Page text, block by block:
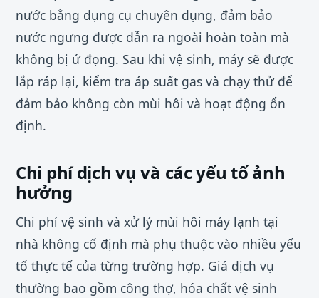
nước bằng dụng cụ chuyên dụng, đảm bảo
nước ngưng được dẫn ra ngoài hoàn toàn mà
không bị ứ đọng. Sau khi vệ sinh, máy sẽ được
lắp ráp lại, kiểm tra áp suất gas và chạy thử để
đảm bảo không còn mùi hôi và hoạt động ổn
định.
Chi phí dịch vụ và các yếu tố ảnh
hưởng
Chi phí vệ sinh và xử lý mùi hôi máy lạnh tại
nhà không cố định mà phụ thuộc vào nhiều yếu
tố thực tế của từng trường hợp. Giá dịch vụ
thường bao gồm công thợ, hóa chất vệ sinh